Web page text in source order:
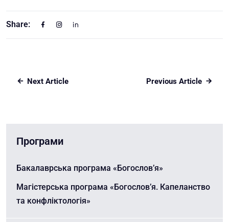
Share:
Next Article Previous Article
Програми
Бакалаврська програма «Богослов’я»
Магістерська програма «Богослов’я. Капеланство
та конфліктологія»